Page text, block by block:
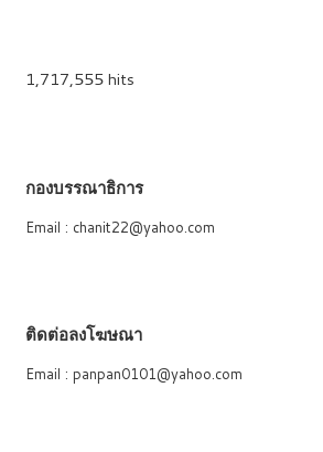
1,717,555 hits
กองบรรณาธิการ
Email : chanit22@yahoo.com
ติดต่อลงโฆษณา
Email : panpan0101@yahoo.com